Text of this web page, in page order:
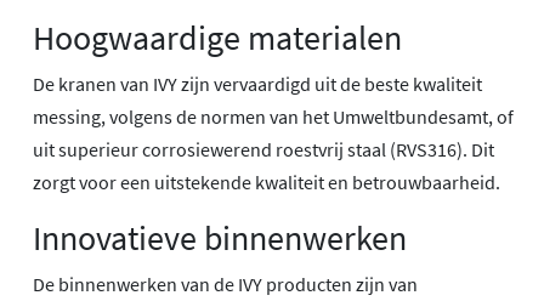
Hoogwaardige materialen
De kranen van IVY zijn vervaardigd uit de beste kwaliteit
messing, volgens de normen van het Umweltbundesamt, of
uit superieur corrosiewerend roestvrij staal (RVS316). Dit
zorgt voor een uitstekende kwaliteit en betrouwbaarheid.
Innovatieve binnenwerken
De binnenwerken van de IVY producten zijn van